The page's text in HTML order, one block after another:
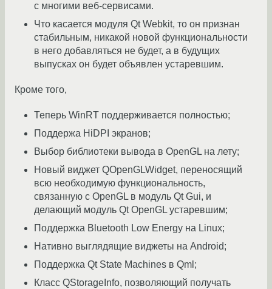
с многими веб-сервисами.
Что касается модуля Qt Webkit, то он признан
стабильным, никакой новой функциональности
в него добавляться не будет, а в будущих
выпусках он будет объявлен устаревшим.
Кроме того,
Теперь WinRT поддерживается полностью;
Поддержа HiDPI экранов;
Выбор библиотеки вывода в OpenGL на лету;
Новый виджет QOpenGLWidget, переносящий
всю необходимую функциональность,
связанную с OpenGL в модуль Qt Gui, и
делающий модуль Qt OpenGL устаревшим;
Поддержка Bluetooth Low Energy на Linux;
Нативно выглядящие виджеты на Android;
Поддержка Qt State Machines в Qml;
Класс QStorageInfo, позволяющий получать